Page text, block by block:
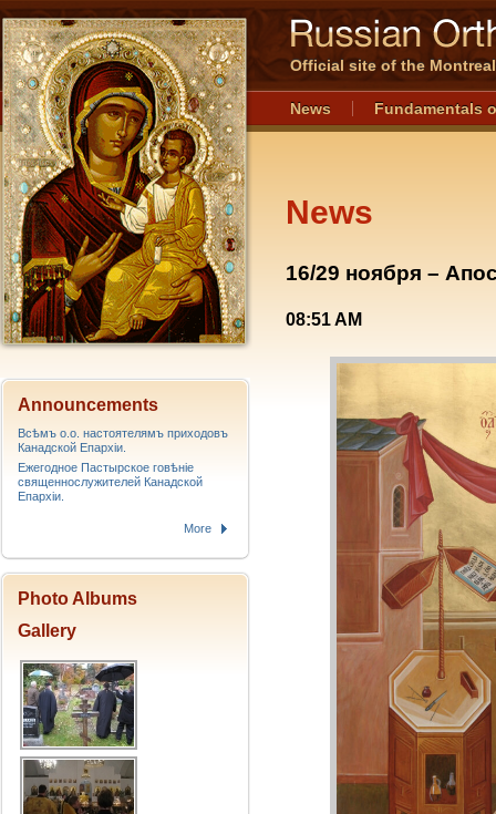
Official site of the
News Fundamentals
News
16/29 ноября –
08:51 AM
Announcements
Всѣмъ о.о. настоятелямъ приходовъ
Канадской Епархiи.
Ежегодное Пастырское говѣніе
священнослужителей Канадской
Епархіи.
More
Photo Albums
Gallery